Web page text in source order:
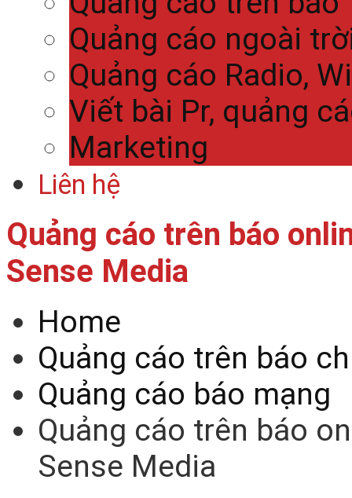
Quảng cáo ngoài
Quảng cáo Radio,
Viết bài Pr, quảng
Marketing
Liên hệ
Quảng cáo trên báo
Sense Media
Home
Quảng cáo trên báo
Quảng cáo báo mạng
Quảng cáo trên báo
Sense Media